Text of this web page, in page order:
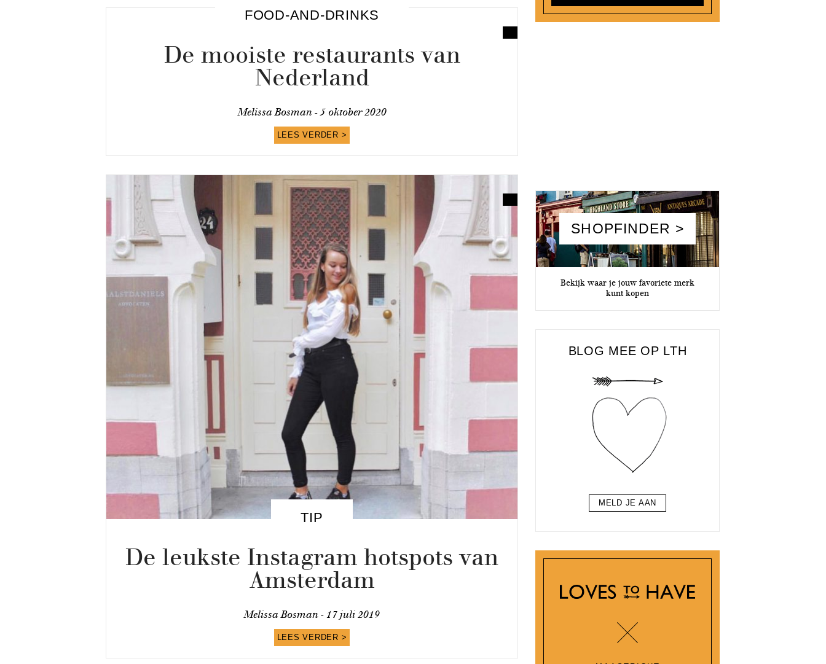
FOOD-AND-DRINKS
De mooiste restaurants van
Nederland
Melissa Bosman -5 oktober 2020
LEES VERDER >
TIP
De leukste Instagram hotspots van
Amsterdam
Melissa Bosman - 17 juli 2019
LEES VERDER >
SHOPFINDER >
Bekijk waar je jouw favoriete merk
kunt kopen
BLOG MEE OP LTH
MELD JE AAN